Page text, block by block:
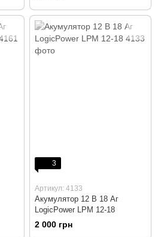
3
Артикул: 4133
Акумулятор 12 В 18 Аг
LogicPower LPM 12-18
2 000 грн